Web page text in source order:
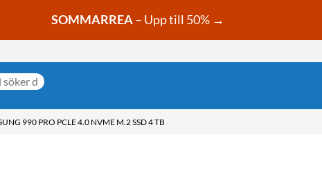
SOMMARREA– Upp till 50% →
990 PRO PCLE 4.0 NVME M.2 SSD 4 TB